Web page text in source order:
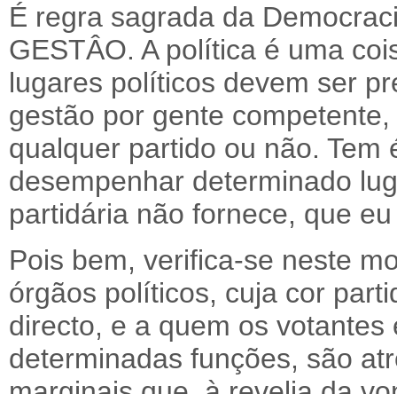
É regra sagrada da
GESTÂO. A política é uma
lugares políticos devem ser
gestão por gente
qualquer partido ou não.
desempenhar determinado
partidária não fornece, que
Pois bem, verifica-se neste
órgãos políticos, cuja cor
directo, e a quem os
determinadas funções, são